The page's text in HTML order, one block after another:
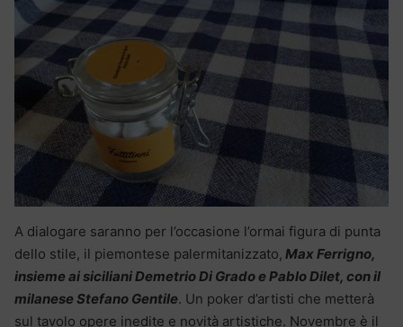
A dialogare saranno per l’occasione l’ormai figura di punta
dello stile, il piemontese palermitanizzato, Max Ferrigno,
insieme ai siciliani Demetrio Di Grado e Pablo Dilet, con il
milanese Stefano Gentile. Un poker d’artisti che metterà
sul tavolo opere inedite e novità artistiche. Novembre è il